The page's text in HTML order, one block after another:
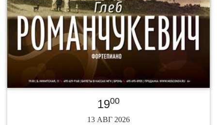
1900
13 АВГ 2026